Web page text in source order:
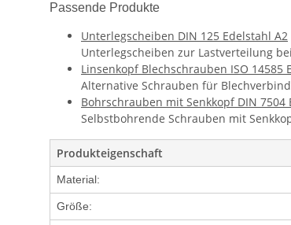
Passende Produkte
Unterlegscheiben DIN 125 Edelstahl A2
Unterlegscheiben zur Lastverteilung
Linsenkopf Blechschrauben ISO 14585
Alternative Schrauben für
Bohrschrauben mit Senkkopf DIN 7504
Selbstbohrende Schrauben mit
Produkteigenschaft
Material:
Größe: